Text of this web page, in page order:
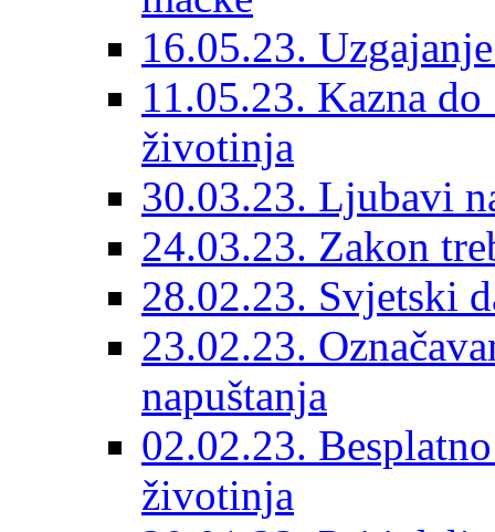
16.05.23.
11.05.23. Kazna
životinja
30.03.23. Ljubavi
24.03.23. Zakon
28.02.23. Svjetski
23.02.23.
napuštanja
02.02.23.
životinja